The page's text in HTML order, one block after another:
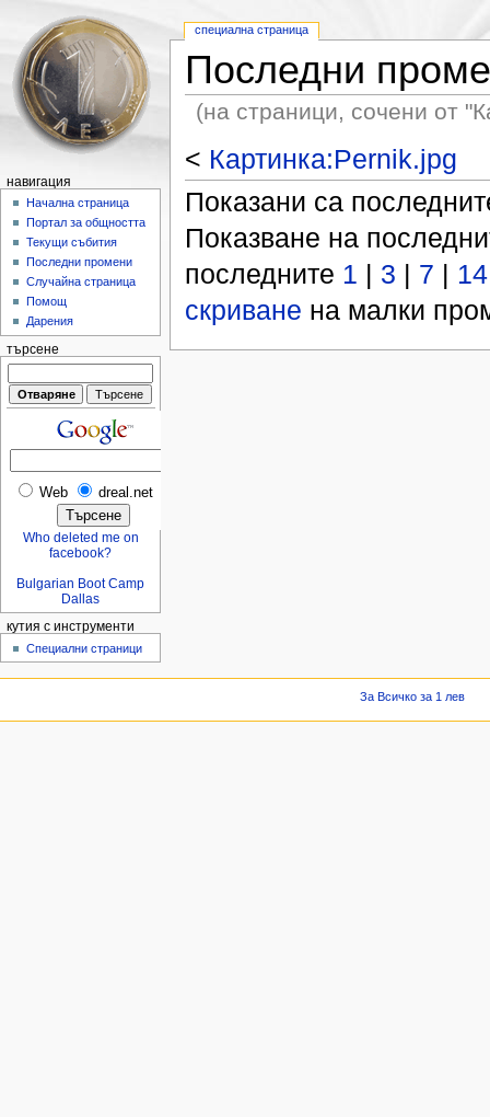
Последни
(на страници, сочени от
< Картинка:Pernik.jpg
Показани са
Показване на
последните 1 | 3 | 7 | 14
скриване на малки
специална страница
навигация
Начална страница
Портал за общността
Текущи събития
Последни промени
Случайна страница
Помощ
Дарения
търсене
Web dreal.net
Who deleted me on
facebook?
Bulgarian Boot Camp
Dallas
кутия с инструменти
Специални страници
За Всичко за 1 лев